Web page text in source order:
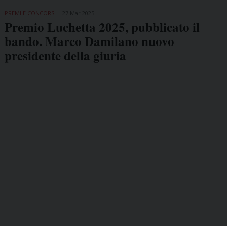
PREMI E CONCORSI
Premio Luchetta 2025, pubblicato il
bando. Marco Damilano nuovo
presidente della giuria